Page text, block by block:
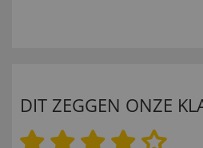
DIT ZEGGEN ONZE